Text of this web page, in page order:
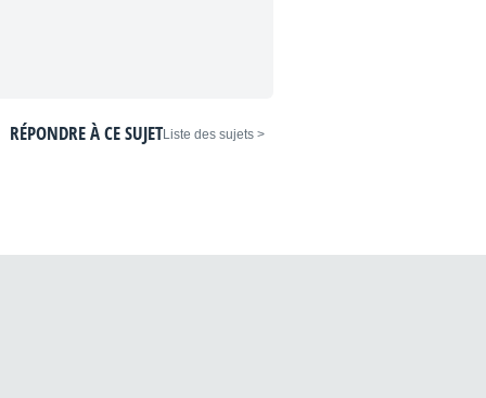
< Liste des sujets
RÉPONDRE À CE SUJET